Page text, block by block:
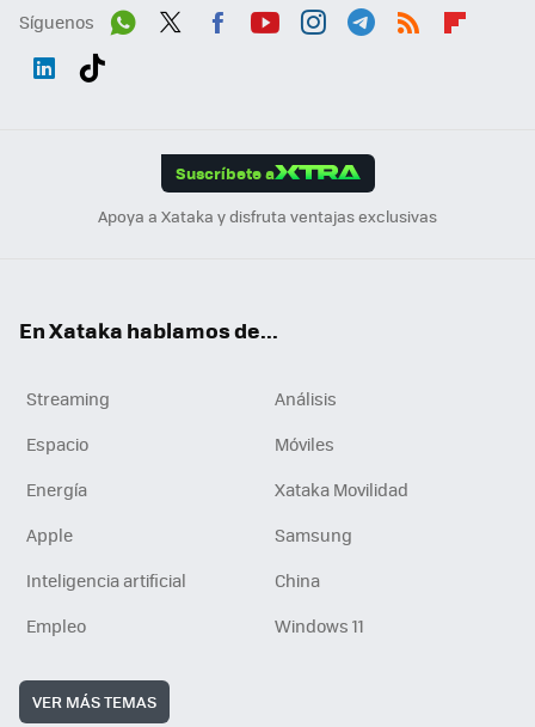
Síguenos
Suscríbete a
Apoya a Xataka y disfruta ventajas exclusivas
En Xataka hablamos de...
Streaming
Análisis
Espacio
Móviles
Energía
Xataka Movilidad
Apple
Samsung
Inteligencia artificial
China
Empleo
Windows 11
VER MÁS TEMAS